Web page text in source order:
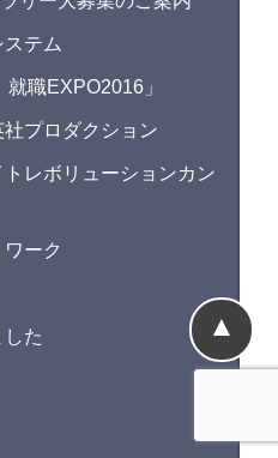
テム
職EXPO2016」
プロダクション
レボリューションカン
ーク
た ▲